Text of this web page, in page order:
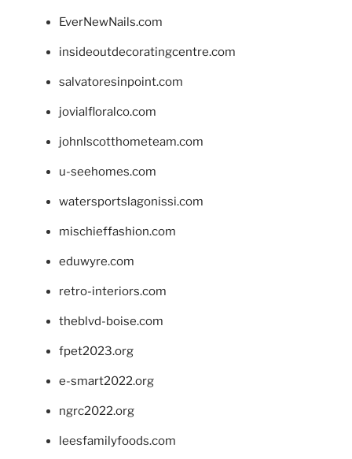
EverNewNails.com
insideoutdecoratingcentre.com
salvatoresinpoint.com
jovialfloralco.com
johnlscotthometeam.com
u-seehomes.com
watersportslagonissi.com
mischieffashion.com
eduwyre.com
retro-interiors.com
theblvd-boise.com
fpet2023.org
e-smart2022.org
ngrc2022.org
leesfamilyfoods.com